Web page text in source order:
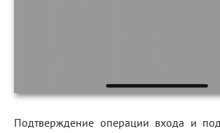
Подтверждение операции входа и